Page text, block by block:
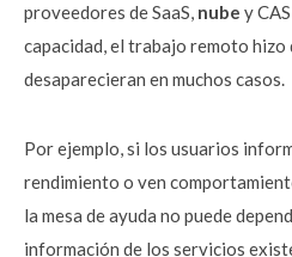
proveedores de SaaS, nube y
capacidad, el trabajo remoto hizo
desaparecieran en muchos casos.
Por ejemplo, si los usuarios
rendimiento o ven
la mesa de ayuda no puede
información de los servicios